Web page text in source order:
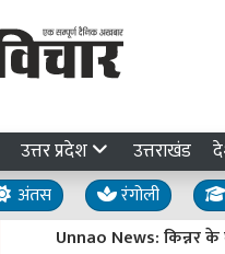
उत्तर प्रदेश उत्तराखंड
अंतस रंगोली
Unnao News: किन्नर के घर